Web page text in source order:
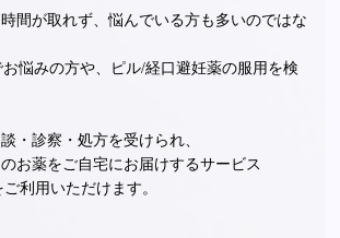
間が取れず、悩んでいる方も多いのではな
悩みの方や、ピル/経口避妊薬の服用を検
・診察・処方を受けられ、
お薬をご自宅にお届けするサービス
ご利用いただけます。